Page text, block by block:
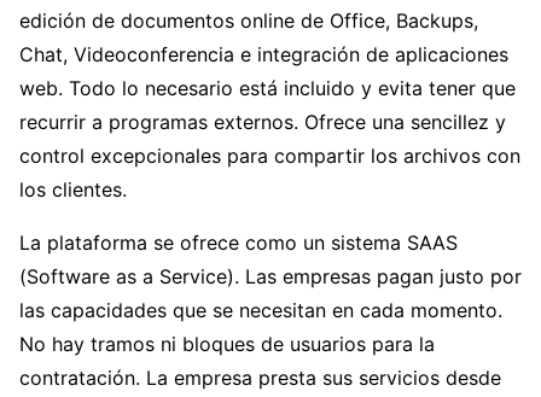
edición de documentos online de Office, Backups,
Chat, Videoconferencia e integración de aplicaciones
web. Todo lo necesario está incluido y evita tener que
recurrir a programas externos. Ofrece una sencillez y
control excepcionales para compartir los archivos con
los clientes.
La plataforma se ofrece como un sistema SAAS
(Software as a Service). Las empresas pagan justo por
las capacidades que se necesitan en cada momento.
No hay tramos ni bloques de usuarios para la
contratación. La empresa presta sus servicios desde